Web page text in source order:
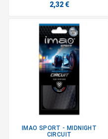
2,32 €
IMAO SPORT - MIDNIGHT
CIRCUIT